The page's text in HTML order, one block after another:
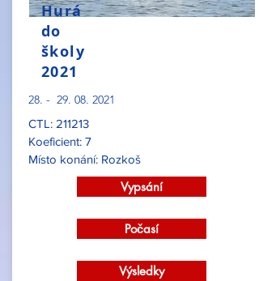
Hurá
do
školy
2021
28. - 29. 08. 2021
CTL: 211213
Koeficient: 7
Místo konání: Rozkoš
Vypsání
Počasí
Výsledky